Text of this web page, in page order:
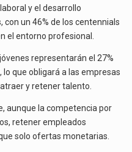
y el desarrollo
un 46% de los centennials
el entorno profesional.
representarán el 27%
que obligará a las empresas
y retener talento.
aunque la competencia por
retener empleados
solo ofertas monetarias.